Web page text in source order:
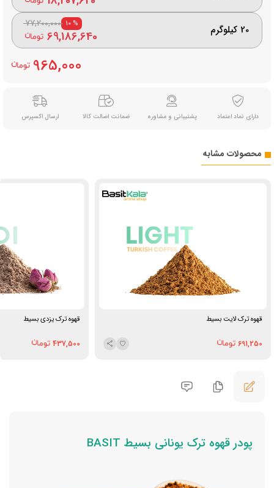
20 کیلوگرم % 10
77,200,000
69,186,640
965,000
دارای نماد اعتماد پشتیبانی و مشاوره ضمانت اصالت کالا ارسال اکسپرس
محصولات مشابه
قهوه ترک لایت بسیط
691,250
قهوه ترک یزدی بسیط
437,500
پودر قهوه ترک یونانی بسیط BASIT